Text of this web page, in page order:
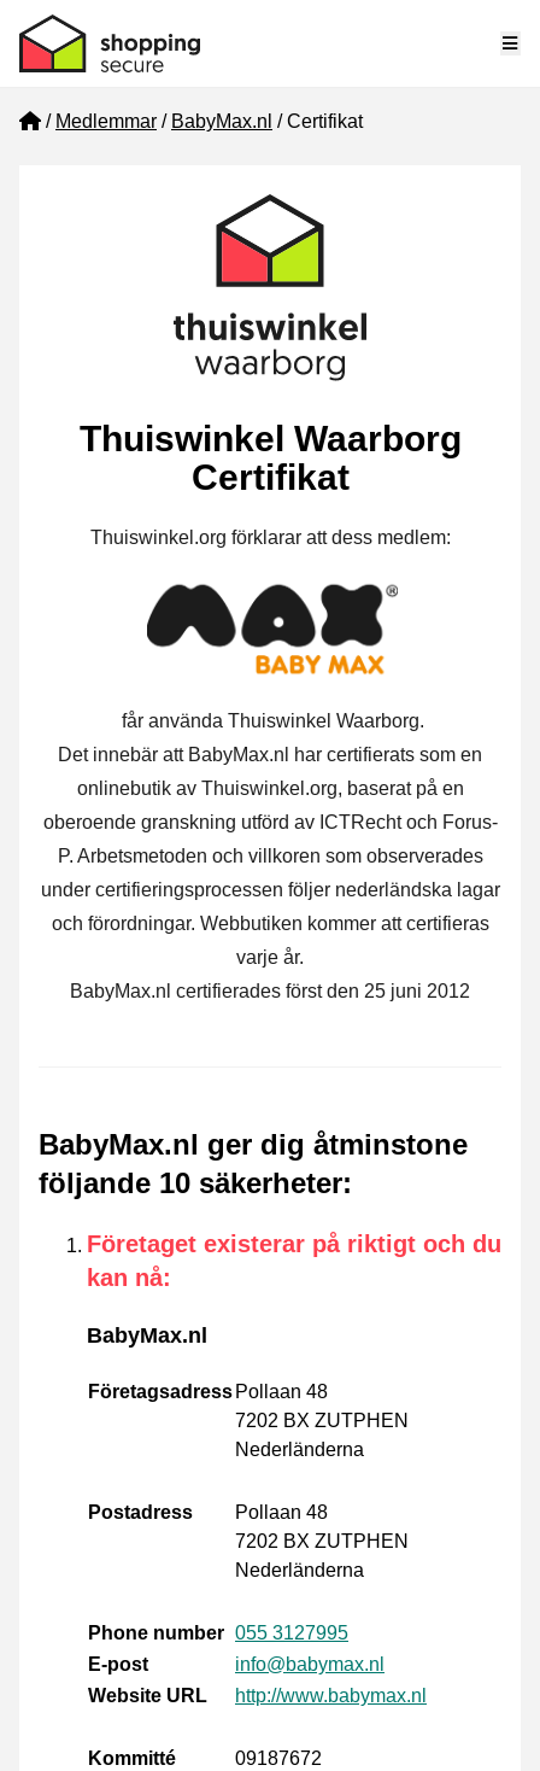
Home
Medlemmar BabyMax.nl Certifikat
Thuiswinkel Waarborg
Certifikat
Thuiswinkel.org förklarar att dess medlem:
får använda Thuiswinkel Waarborg.
Det innebär att BabyMax.nl har certifierats som en
onlinebutik av Thuiswinkel.org, baserat på en
oberoende granskning utförd av ICTRecht och Forus-
P. Arbetsmetoden och villkoren som observerades
under certifieringsprocessen följer nederländska lagar
och förordningar. Webbutiken kommer att certifieras
varje år.
BabyMax.nl certifierades först den 25 juni 2012
BabyMax.nl ger dig åtminstone
följande 10 säkerheter:
Företaget existerar på riktigt och du
kan nå:
BabyMax.nl
Företagsadress Pollaan 48
7202 BX ZUTPHEN
Nederländerna
Postadress
Pollaan 48
7202 BX ZUTPHEN
Nederländerna
Phone number 055 3127995
E-post
info@babymax.nl
Website URL
http://www.babymax.nl
Kommitté
09187672